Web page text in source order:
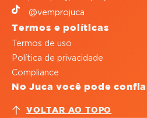
@vemprojuca
Termos e políticas
Termos de uso
Política de privacidade
Compliance
VOLTAR AO TOPO
No Juca você pode